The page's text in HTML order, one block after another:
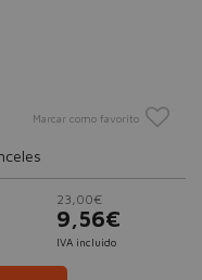
Marcar como favorito
23,00€
9,56€
IVA incluido